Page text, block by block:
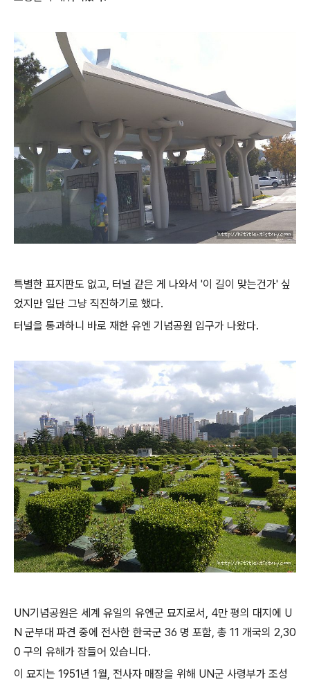
특별한 표지판도 없고, 터널 같은 게 나와서 '이 길이 맞는건가' 싶
었지만 일단 그냥 직진하기로 했다.
터널을 통과하니 바로 재한 유엔 기념공원 입구가 나왔다.
UN기념공원은 세계 유일의 유엔군 묘지로서, 4만 평의 대지에 U
N 군부대 파견 중에 전사한 한국군 36 명 포함, 총 11 개국의 2,30
0 구의 유해가 잠들어 있습니다.
이 묘지는 1951년 1월, 전사자 매장을 위해 UN군 사령부가 조성